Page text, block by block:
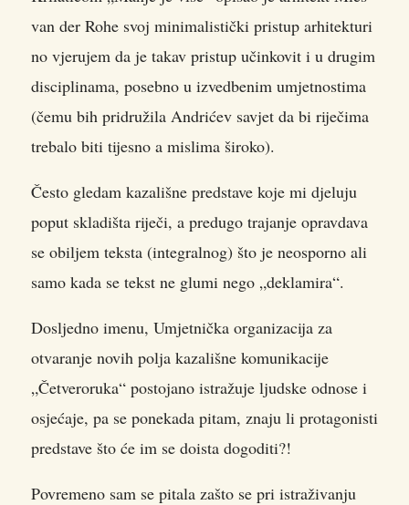
van der Rohe svoj minimalistički pristup arhitekturi
no vjerujem da je takav pristup učinkovit i u drugim
disciplinama, posebno u izvedbenim umjetnostima
(čemu bih pridružila Andrićev savjet da bi riječima
trebalo biti tijesno a mislima široko).
Često gledam kazališne predstave koje mi djeluju
poput skladišta riječi, a predugo trajanje opravdava
se obiljem teksta (integralnog) što je neosporno ali
samo kada se tekst ne glumi nego „deklamira“.
Dosljedno imenu, Umjetnička organizacija za
otvaranje novih polja kazališne komunikacije
„Četveroruka“ postojano istražuje ljudske odnose i
osjećaje, pa se ponekada pitam, znaju li protagonisti
predstave što će im se doista dogoditi?!
Povremeno sam se pitala zašto se pri istraživanju